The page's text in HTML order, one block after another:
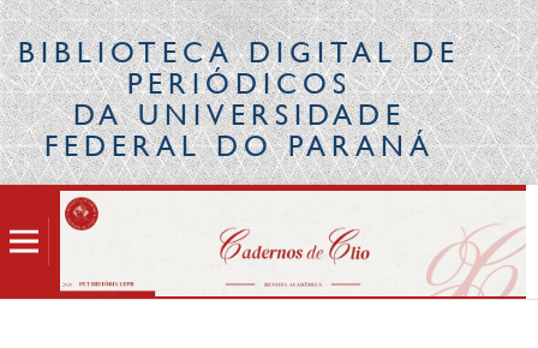
Legislação
Canais
BIBLIOTECA DIGITALDE
PERIÓDICOS
DA UNIVERSIDADE
FEDERAL DO PARANÁ